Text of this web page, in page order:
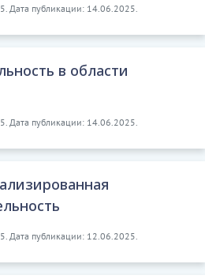
Дата публикации: 14.06.2025.
в области
Дата публикации: 14.06.2025.
Дата публикации: 12.06.2025.